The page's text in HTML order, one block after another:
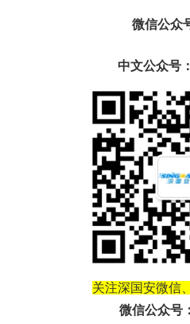
微信公众
中文公众号
关注深国安微信
微信公众号